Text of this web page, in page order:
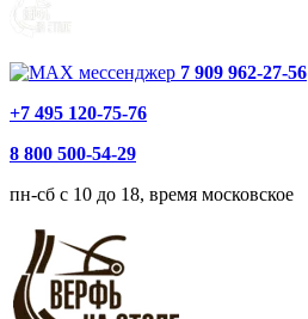
7 909 962-27-56
+7 495 120-75-76
8 800 500-54-29
пн-сб с 10 до 18, время московское